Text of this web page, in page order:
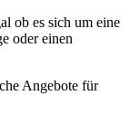
ob es sich um eine
oder einen
Angebote für